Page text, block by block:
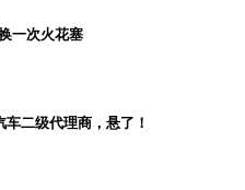
一次火花塞
二级代理商，悬了！